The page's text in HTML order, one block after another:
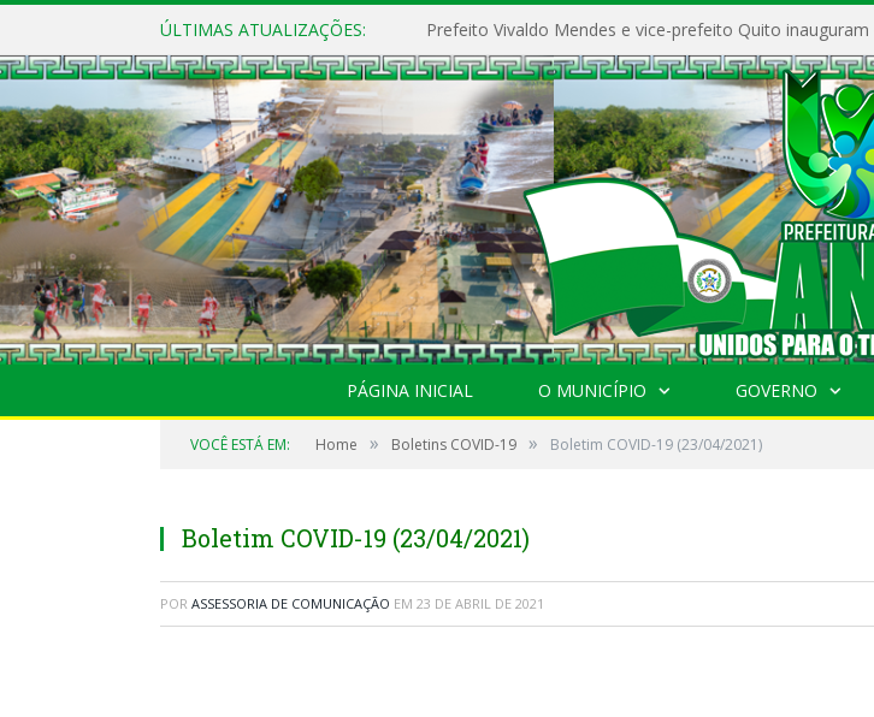
ÚLTIMAS ATUALIZAÇÕES:
PÁGINA INICIAL O MUNICÍPIO GOVERNO
VOCÊ ESTÁ EM: Home » Boletins COVID-19 » Boletim COVID-19 (23/04/2021)
Boletim COVID-19 (23/04/2021)
POR ASSESSORIA DE COMUNICAÇÃO EM 23 DE ABRIL DE 2021